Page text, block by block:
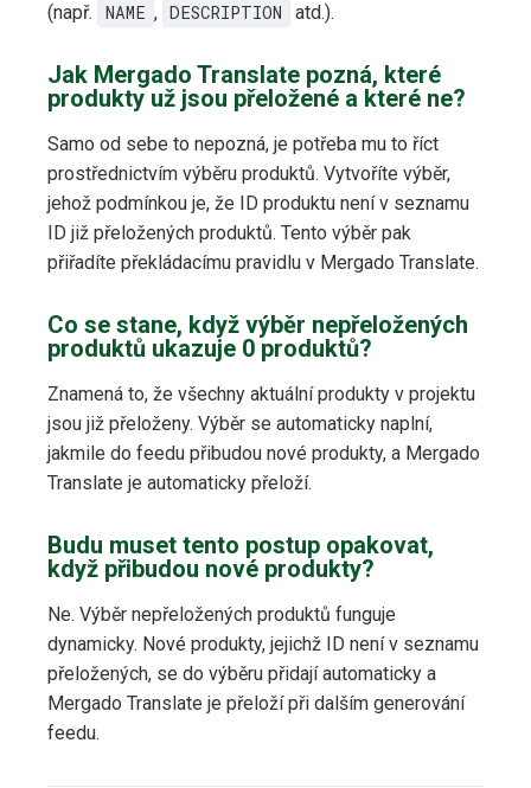
(např.
NAME , DESCRIPTION atd.).
Jak Mergado Translate pozná, které
produkty už jsou přeložené a které ne?
Samo od sebe to nepozná, je potřeba mu to říct
prostřednictvím výběru produktů. Vytvoříte výběr,
jehož podmínkou je, že ID produktu není v seznamu
ID již přeložených produktů. Tento výběr pak
přiřadíte překládacímu pravidlu v Mergado Translate.
Co se stane, když výběr nepřeložených
produktů ukazuje 0 produktů?
Znamená to, že všechny aktuální produkty v projektu
jsou již přeloženy. Výběr se automaticky naplní,
jakmile do feedu přibudou nové produkty, a Mergado
Translate je automaticky přeloží.
Budu muset tento postup opakovat,
když přibudou nové produkty?
Ne. Výběr nepřeložených produktů funguje
dynamicky. Nové produkty, jejichž ID není v seznamu
přeložených, se do výběru přidají automaticky a
Mergado Translate je přeloží při dalším generování
feedu.